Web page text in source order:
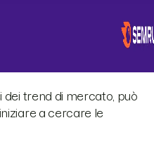
dei trend di mercato, può
a cercare le